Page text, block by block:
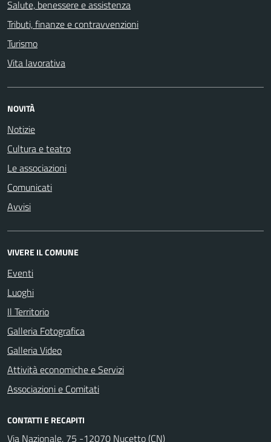
Salute, benessere e assistenza
Tributi, finanze e contravvenzioni
Turismo
Vita lavorativa
NOVITÀ
Notizie
Cultura e teatro
Le associazioni
Comunicati
Avvisi
VIVERE IL COMUNE
Eventi
Luoghi
Il Territorio
Galleria Fotografica
Galleria Video
Attività economiche e Servizi
Associazioni e Comitati
CONTATTI E RECAPITI
Via Nazionale, 75 -12070 Nucetto (CN)